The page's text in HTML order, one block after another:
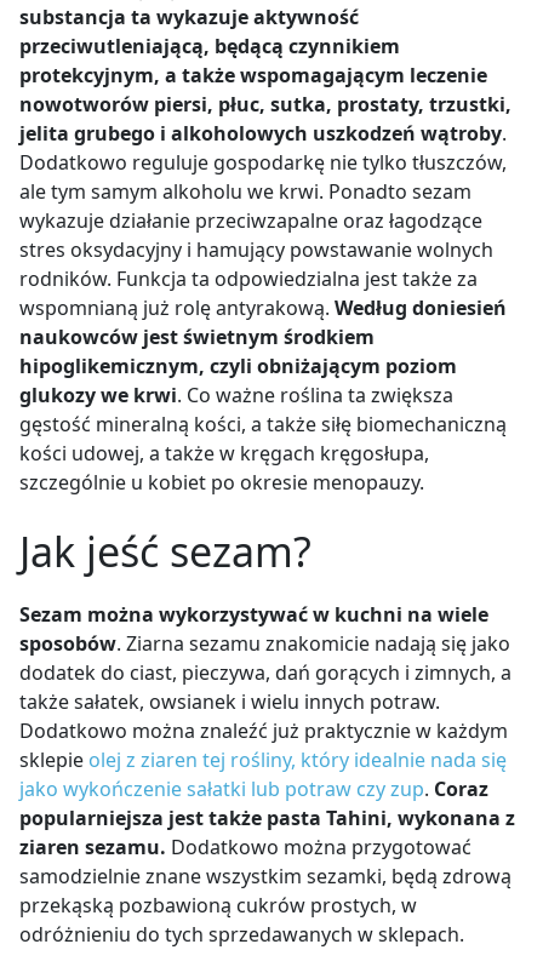
substancja ta wykazuje aktywność
przeciwutleniającą, będącą czynnikiem
protekcyjnym, a także wspomagającym leczenie
nowotworów piersi, płuc, sutka, prostaty, trzustki,
jelita grubego i alkoholowych uszkodzeń wątroby.
Dodatkowo reguluje gospodarkę nie tylko tłuszczów,
ale tym samym alkoholu we krwi. Ponadto sezam
wykazuje działanie przeciwzapalne oraz łagodzące
stres oksydacyjny i hamujący powstawanie wolnych
rodników. Funkcja ta odpowiedzialna jest także za
wspomnianą już rolę antyrakową. Według doniesień
naukowców jest świetnym środkiem
hipoglikemicznym, czyli obniżającym poziom
glukozy we krwi. Co ważne roślina ta zwiększa
gęstość mineralną kości, a także siłę biomechaniczną
kości udowej, a także w kręgach kręgosłupa,
szczególnie u kobiet po okresie menopauzy.
Jak jeść sezam?
Sezam można wykorzystywać w kuchni na wiele
sposobów. Ziarna sezamu znakomicie nadają się jako
dodatek do ciast, pieczywa, dań gorących i zimnych, a
także sałatek, owsianek i wielu innych potraw.
Dodatkowo można znaleźć już praktycznie w każdym
sklepie olej z ziaren tej rośliny, który idealnie nada się
jako wykończenie sałatki lub potraw czy zup. Coraz
popularniejsza jest także pasta Tahini, wykonana z
ziaren sezamu. Dodatkowo można przygotować
samodzielnie znane wszystkim sezamki, będą zdrową
przekąską pozbawioną cukrów prostych, w
odróżnieniu do tych sprzedawanych w sklepach.